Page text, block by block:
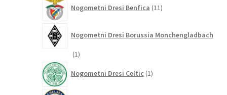
Nogometni Dresi Benfica 11izdelkov
Nogometni Dresi Borussia Monchengladbach
11
Nogometni Dresi Celtic 1izdelek